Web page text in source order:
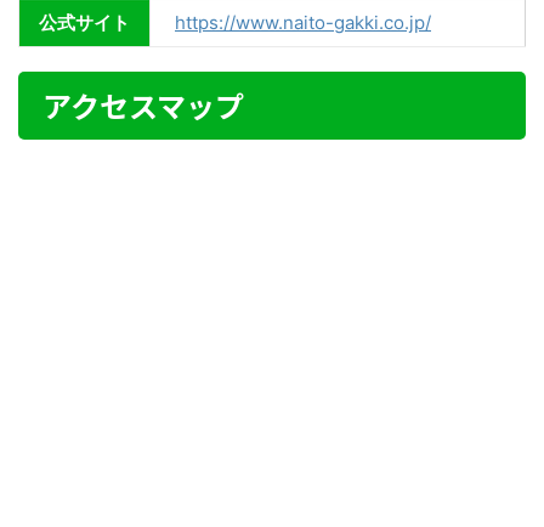
公式サイト https://www.naito-gakki.co.jp/
アクセスマップ